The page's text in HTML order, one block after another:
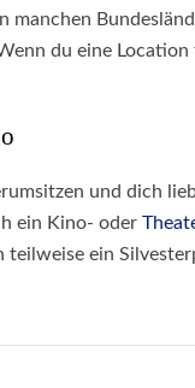
du eine
und dich
ein Kino- oder
teilweise ein